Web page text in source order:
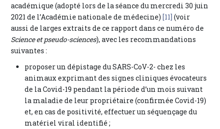
académique (adopté lors de la séance du mercredi 30 juin
2021 de l’Académie nationale de médecine)[11] (voir
aussi de larges extraits de ce rapport dans ce numéro de
Science et pseudo-sciences), avec les recommandations
suivantes :
proposer un dépistage du SARS-CoV-2- chez les
animaux exprimant des signes cliniques évocateurs
de la Covid-19 pendant la période d’un mois suivant
la maladie de leur propriétaire (confirmée Covid-19)
et, en cas de positivité, effectuer un séquençage du
matériel viral identifié ;